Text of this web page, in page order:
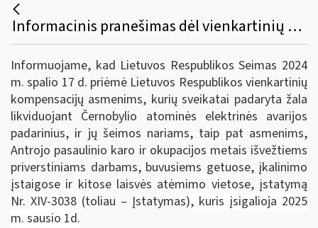
Informacinis pranešimas dėl vienkartinių kompensacijų asmenims, kurių sveikatai padaryta žala likviduojant Černobylio AE avarijos padarinius, ir jų šeimos nariams, taip pat asmenims, antrojo pasaulinio karo ir okupacijų metais išvežtiems priverstiniams darbams, buvusiems getuose, įkalinimo įstaigose ir kitose laisvės atėmimo vietose, įstatymo priėmimo
Informuojame, kad Lietuvos Respublikos Seimas 2024
m. spalio 17 d. priėmė Lietuvos Respublikos vienkartinių
kompensacijų asmenims, kurių sveikatai padaryta žala
likviduojant Černobylio atominės elektrinės avarijos
padarinius, ir jų šeimos nariams, taip pat asmenims,
Antrojo pasaulinio karo ir okupacijos metais išvežtiems
priverstiniams darbams, buvusiems getuose, įkalinimo
įstaigose ir kitose laisvės atėmimo vietose, įstatymą
Nr. XIV-3038 (toliau – Įstatymas), kuris įsigalioja 2025
m. sausio 1d.